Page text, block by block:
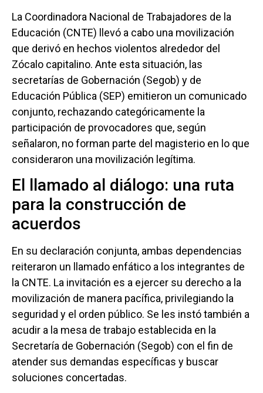
La Coordinadora Nacional de Trabajadores de la
Educación (CNTE) llevó a cabo una movilización
que derivó en hechos violentos alrededor del
Zócalo capitalino. Ante esta situación, las
secretarías de Gobernación (Segob) y de
Educación Pública (SEP) emitieron un comunicado
conjunto, rechazando categóricamente la
participación de provocadores que, según
señalaron, no forman parte del magisterio en lo que
consideraron una movilización legítima.
El llamado al diálogo: una ruta
para la construcción de
acuerdos
En su declaración conjunta, ambas dependencias
reiteraron un llamado enfático a los integrantes de
la CNTE. La invitación es a ejercer su derecho a la
movilización de manera pacífica, privilegiando la
seguridad y el orden público. Se les instó también a
acudir a la mesa de trabajo establecida en la
Secretaría de Gobernación (Segob) con el fin de
atender sus demandas específicas y buscar
soluciones concertadas.